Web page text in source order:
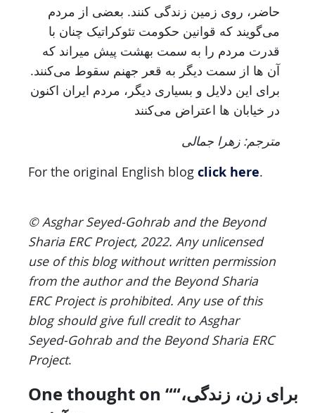
حاضر، روی زمین زندگی کنند. بعضی از مردم
می‌گویند که قوانین حکومت تئوکراتیک چنان با
قدرت مردم را به سمت بهشت پیش میراند که
آن ها از سمت دیگر به قعر جهنم سقوط می‌کنند.
برای این دلایل و بسیاری دیگر، مردم ایران اکنون
در خیابان ها اعتراض می‌کنند
مترجم: زهرا جمالی
For the original English blog click here.
© Asghar Seyed-Gohrab and the Beyond
Sharia ERC Project, 2022. Any unlicensed
use of this blog without written permission
from the author and the Beyond Sharia
ERC Project is prohibited. Any use of this
blog should give full credit to Asghar
Seyed-Gohrab and the Beyond Sharia ERC
Project.
One thought on ““برای زن، زندگی،